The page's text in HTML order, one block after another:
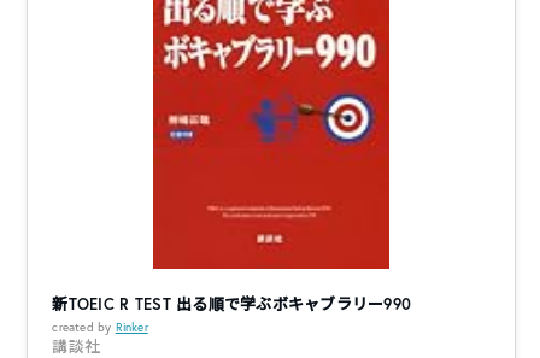
新TOEIC R TEST 出る順で学ぶボキャブラリー990
created by Rinker
講談社